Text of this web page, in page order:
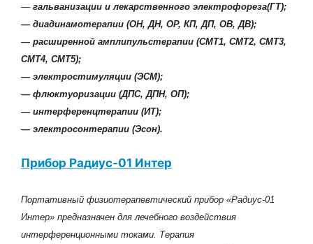
— гальванизации и лекарственного электрофореза(ГТ);
— диадинамотерапии (ОН, ДН, ОР, КП, ДП, ОВ, ДВ);
— расширенной амплипульстерапии (СМТ1, СМТ2, СМТ3,
СМТ4, СМТ5);
— электростимуляции (ЭСМ);
— флюктуоризации (ДПС, ДПН, ОП);
— интерференцтерапии (ИТ);
— электросонтерапии (Эсон).
Прибор Радиус-01 Интер
Портативный физиотерапевтический прибор «Радиус-01
Интер» предназначен для лечебного воздействия
интерференционными токами. Терапия